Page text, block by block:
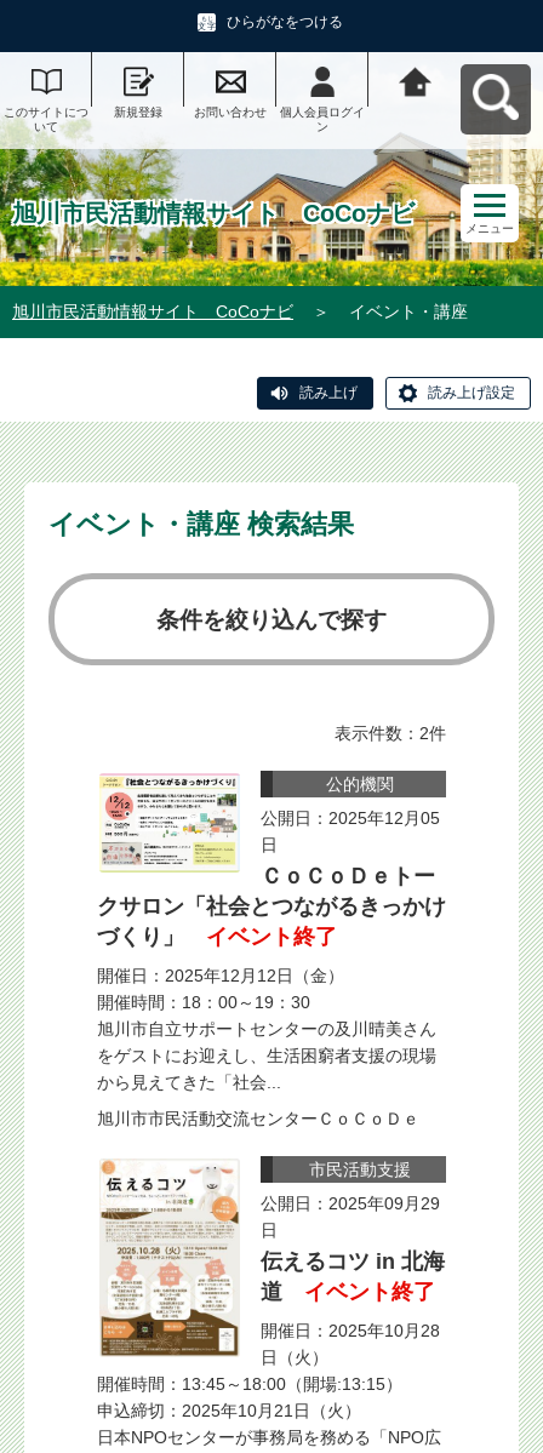
ひらがなをつける
このサイトにつ
いて
新規登録 お問い合わせ
個人会員ログイ
ン
ナビへ戻る
旭川市民活動情報サイト CoCoナビ
メニュー
旭川市民活動情報サイト CoCoナビ ＞ イベント・講座
読み上げ 読み上げ設定
イベント・講座 検索結果
条件を絞り込んで探す
表示件数：2件
公的機関
公開日：2025年12月05
日
ＣｏＣｏＤｅトー
クサロン「社会とつながるきっかけ
づくり」
イベント終了
開催日：2025年12月12日（金）
開催時間：18：00～19：30
旭川市自立サポートセンターの及川晴美さん
をゲストにお迎えし、生活困窮者支援の現場
から見えてきた「社会...
旭川市市民活動交流センターＣｏＣｏＤｅ
市民活動支援
公開日：2025年09月29
日
伝えるコツ in 北海
道
イベント終了
開催日：2025年10月28
日（火）
開催時間：13:45～18:00（開場:13:15）
申込締切：2025年10月21日（火）
日本NPOセンターが事務局を務める「NPO広